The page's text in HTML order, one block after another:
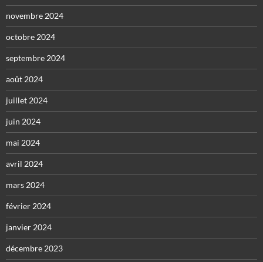
novembre 2024
octobre 2024
septembre 2024
août 2024
juillet 2024
juin 2024
mai 2024
avril 2024
mars 2024
février 2024
janvier 2024
décembre 2023